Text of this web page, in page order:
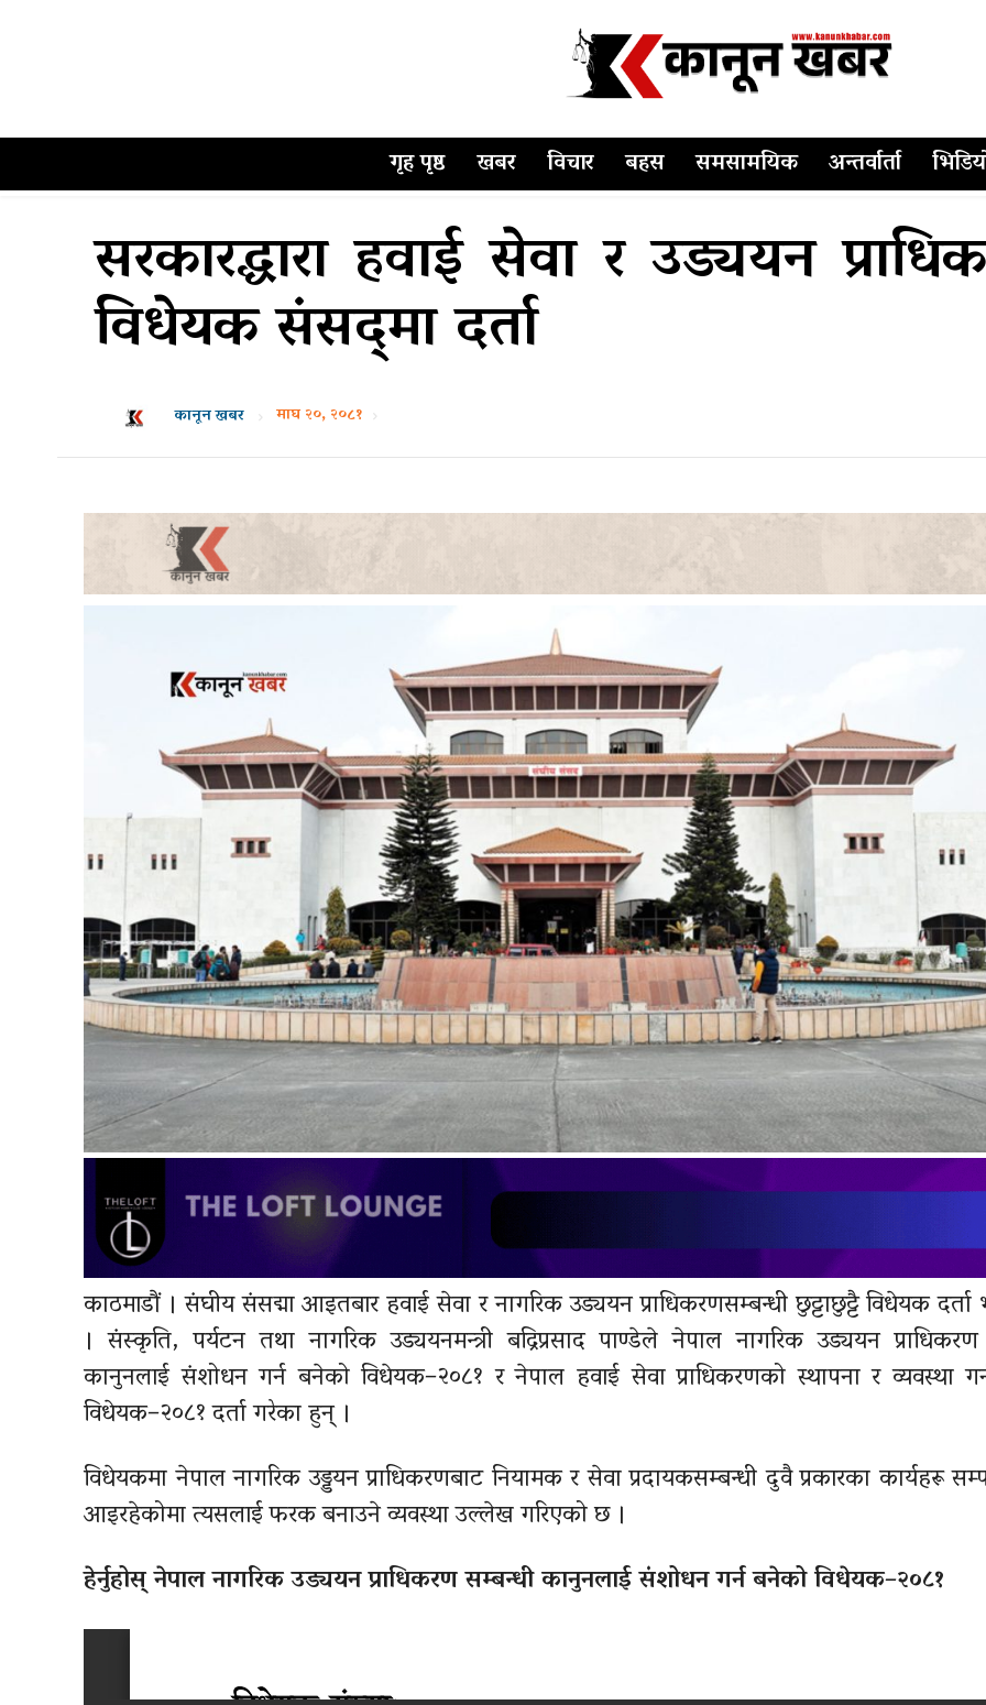
गृह पृष्ठ खबर विचार बहस समसामयिक अन्तर्वार्ता
सरकारद्धारा हवाई सेवा र उड्ययन
विधेयक संसद्‌मा दर्ता
कानून खबर माघ २०, २०८१
काठमाडौं । संघीय संसद्मा आइतबार हवाई सेवा र नागरिक उड्ययन प्राधिकरणसम्बन्धी छुट्टाछुट्टै विधेयक
। संस्कृति, पर्यटन तथा नागरिक उड्ययनमन्त्री बद्रिप्रसाद पाण्डेले नेपाल नागरिक उड्ययन
कानुनलाई संशोधन गर्न बनेको विधेयक–२०८१ र नेपाल हवाई सेवा प्राधिकरणको स्थापना र व्यवस्था
विधेयक–२०८१ दर्ता गरेका हुन् ।
विधेयकमा नेपाल नागरिक उड्डयन प्राधिकरणबाट नियामक र सेवा प्रदायकसम्बन्धी दुवै प्रकारका कार्यहरू
आइरहेकोमा त्यसलाई फरक बनाउने व्यवस्था उल्लेख गरिएको छ ।
हेर्नुहोस् नेपाल नागरिक उड्ययन प्राधिकरण सम्बन्धी कानुनलाई संशोधन गर्न बनेको विधेयक–२०८१